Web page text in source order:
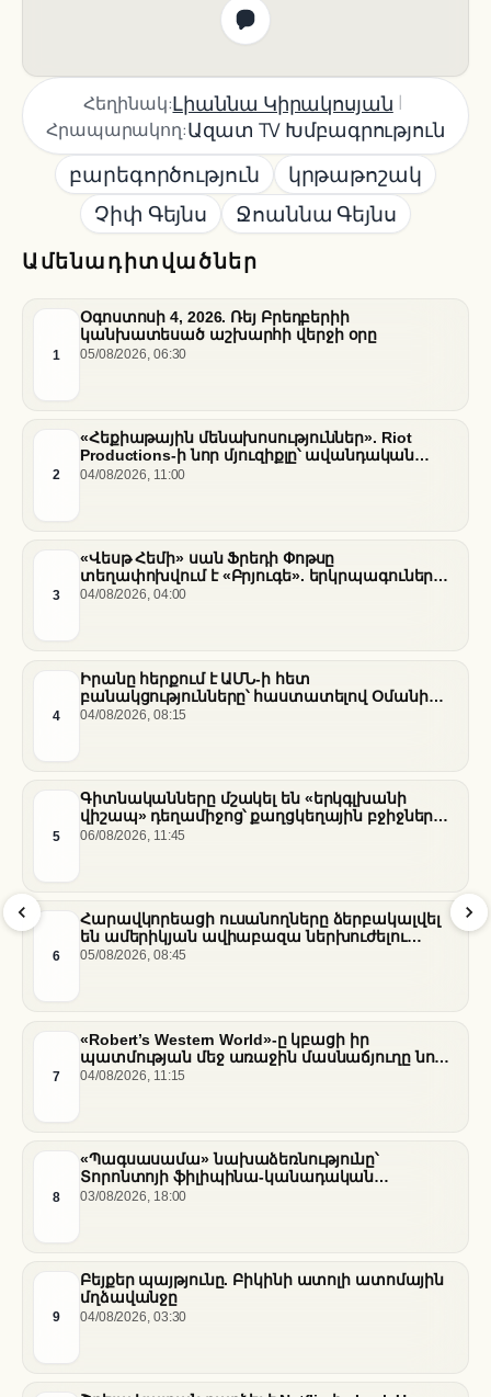
Ամենադիտվածներ
1
Օգոստոսի 4, 2026. Ռեյ Բրեդբերիի
կանխատեսած աշխարհի վերջի օրը
05/08/2026, 06:30
2
«Հեքիաթային մենախոսություններ». Riot
Productions-ի նոր մյուզիքլը՝ ավանդական
պատմությունների նոր վերաիմաստավորում
04/08/2026, 11:00
3
«Վեսթ Հեմի» սան Ֆրեդի Փոթսը
տեղափոխվում է «Բրյուգե». երկրպագուների
դժգոհությունը և ակումբի ռազմավարությունը
04/08/2026, 04:00
4
Իրանը հերքում է ԱՄՆ-ի հետ
բանակցությունները՝ հաստատելով Օմանի
միջնորդությամբ քննարկումները Հորմուզի
04/08/2026, 08:15
5
Գիտնականները մշակել են «երկգլխանի
վիշապ» դեղամիջոց՝ քաղցկեղային բջիջները
սովամահ անելու համար
06/08/2026, 11:45
6
Հարավկորեացի ուսանողները ձերբակալվել
են ամերիկյան ավիաբազա ներխուժելու
համար
05/08/2026, 08:45
7
«Robert’s Western World»-ը կբացի իր
պատմության մեջ առաջին մասնաճյուղը նոր
«Nissan Stadium» մարզադաշտում
04/08/2026, 11:15
8
«Պագսասամա» նախաձեռնությունը՝
Տորոնտոյի ֆիլիպինա-կանադական
արվեստագետների համար
03/08/2026, 18:00
9
Բեյքեր պայթյունը. Բիկինի ատոլի ատոմային
մղձավանջը
04/08/2026, 03:30
Հեղինակ:Լիաննա Կիրակոսյան |
Հրապարակող:Ազատ TV Խմբագրություն
բարեգործություն
կրթաթոշակ
Չիփ Գեյնս
Ջոաննա Գեյնս